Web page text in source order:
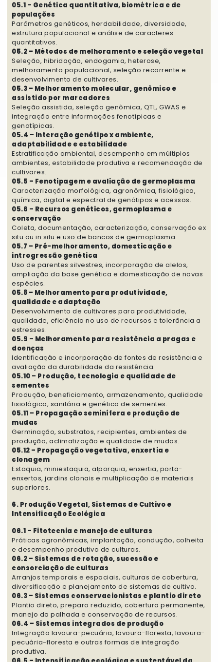
05.1 – Genética quantitativa, biométrica e de
populações
Parâmetros genéticos, herdabilidade, diversidade,
estrutura populacional e análise de caracteres
quantitativos.
05.2 – Métodos de melhoramento e seleção vegetal
Seleção, hibridação, endogamia, heterose,
melhoramento populacional, seleção recorrente e
desenvolvimento de cultivares.
05.3 – Melhoramento molecular, genômico e
assistido por marcadores
Seleção assistida, seleção genômica, QTL, GWAS e
integração entre informações fenotípicas e
genotípicas.
05.4 – Interação genótipo x ambiente,
adaptabilidade e estabilidade
Estratificação ambiental, desempenho em múltiplos
ambientes, estabilidade produtiva e recomendação de
cultivares.
05.5 – Fenotipagem e avaliação de germoplasma
Caracterização morfológica, agronômica, fisiológica,
química, digital e espectral de genótipos e acessos.
05.6 – Recursos genéticos, germoplasma e
conservação
Coleta, documentação, caracterização, conservação ex
situ ou in situ e uso de bancos de germoplasma.
05.7 – Pré-melhoramento, domesticação e
introgressão genética
Uso de parentes silvestres, incorporação de alelos,
ampliação da base genética e domesticação de novas
espécies.
05.8 – Melhoramento para produtividade,
qualidade e adaptação
Desenvolvimento de cultivares para produtividade,
qualidade, eficiência no uso de recursos e tolerância a
estresses.
05.9 – Melhoramento para resistência a pragas e
doenças
Identificação e incorporação de fontes de resistência e
avaliação da durabilidade da resistência.
05.10 – Produção, tecnologia e qualidade de
sementes
Produção, beneficiamento, armazenamento, qualidade
fisiológica, sanitária e genética de sementes.
05.11 – Propagação seminífera e produção de
mudas
Germinação, substratos, recipientes, ambientes de
produção, aclimatização e qualidade de mudas.
05.12 – Propagação vegetativa, enxertia e
clonagem
Estaquia, miniestaquia, alporquia, enxertia, porta-
enxertos, jardins clonais e multiplicação de materiais
superiores.
6. Produção Vegetal, Sistemas de Cultivo e
Intensificação Ecológica
06.1 – Fitotecnia e manejo de culturas
Práticas agronômicas, implantação, condução, colheita
e desempenho produtivo de culturas.
06.2 – Sistemas de rotação, sucessão e
consorciação de culturas
Arranjos temporais e espaciais, culturas de cobertura,
diversificação e planejamento de sistemas de cultivo.
06.3 – Sistemas conservacionistas e plantio direto
Plantio direto, preparo reduzido, cobertura permanente,
manejo da palhada e conservação de recursos.
06.4 – Sistemas integrados de produção
Integração lavoura-pecuária, lavoura-floresta, lavoura-
pecuária-floresta e outras formas de integração
produtiva.